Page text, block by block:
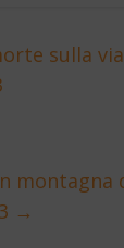
sulla
montagna
→